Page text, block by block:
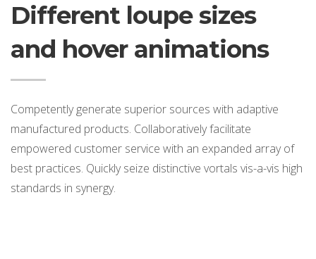
Different loupe sizes
and hover animations
Competently generate superior sources with adaptive
manufactured products. Collaboratively facilitate
empowered customer service with an expanded array of
best practices. Quickly seize distinctive vortals vis-a-vis high
standards in synergy.